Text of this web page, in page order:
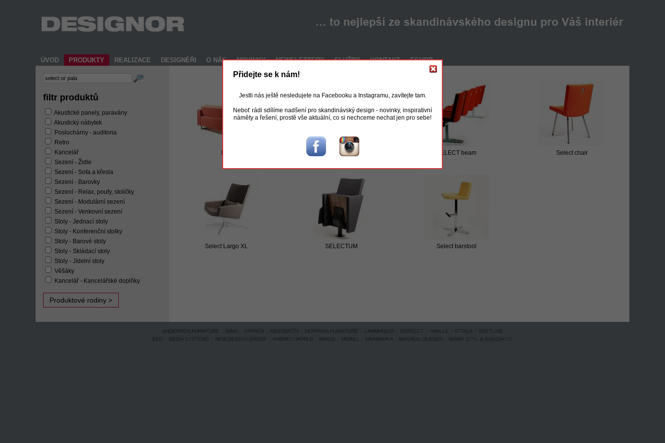
ÚVOD PRODUKTY REALIZACE DESIGNÉŘI O NÁS NOVINKY NEWSLETTERY SLUŽBY KONTAKT ESHOP
filtr produktů
Akustické panely, paravány
Akustický nábytek
Posluchárny - auditoria
Retro
Kancelář
Sezení - Židle
Sezení - Sofa a křesla
Sezení - Barovky
Sezení - Relax, poufy, stoličky
Sezení - Modulární sezení
Sezení - Venkovní sezení
Stoly - Jednací stoly
Stoly - Konferenční stolky
Stoly - Barové stoly
Stoly - Skládací stoly
Stoly - Jídelní stoly
Věšáky
Kancelář - Kancelářské doplňky
Produktové rodiny >
Select SELECT beam Select chair
Select Largo XL SELECTUM Select barstool
ANDERSEN FURNITURE :: INNO :: SIXINCH :: ABSTRACTA:: MONTANA FURNITURE :: LAMMHULTS :: OFFECCT :: +HALLE :: IITTALA:: SOFTLINE
EFG :: SEDIA SYSTEMS :: NEW DESIGN GROUP :: ANDREU WORLD :: MAGIS :: MOBEL :: NAAMANKA :: MAGNUS OLESEN :: NOWY STYL & KUSCH+CO
Přidejte se k nám!
Jestli nás ještě nesledujete na Facebooku a Instagramu, zavítejte tam.
Neboť rádi sdílíme nadšení pro skandinávský design - novinky, inspirativní
náměty a řešení, prostě vše aktuální, co si nechceme nechat jen pro sebe!